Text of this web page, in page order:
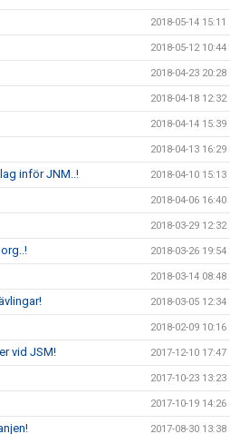
2018-05-14 15:11
2018-05-12 10:44
2018-04-23 20:28
2018-04-18 12:32
2018-04-14 15:39
2018-04-13 16:29
inför JNM..! 2018-04-10 15:13
2018-04-06 16:40
2018-03-29 12:32
2018-03-26 19:54
2018-03-14 08:48
2018-03-05 12:34
2018-02-09 10:16
vid JSM! 2017-12-10 17:47
2017-10-23 13:23
2017-10-19 14:26
2017-08-30 13:38